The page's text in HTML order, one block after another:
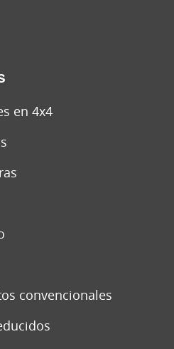
en 4x4
convencionales